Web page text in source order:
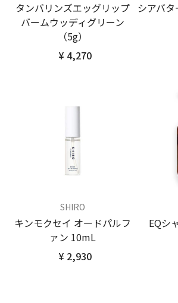
タンバリンズエッグリップ
バームウッディグリーン
（5g）
¥ 4,270
シアバ
SHIRO
キンモクセイ オードパルフ
ァン 10mL
¥ 2,930
EQシ